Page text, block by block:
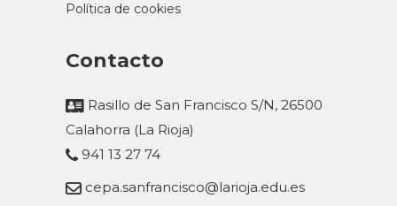
Política de cookies
Contacto
Rasillo de San Francisco S/N, 26500
Calahorra (La Rioja)
941 13 27 74
cepa.sanfrancisco@larioja.edu.es